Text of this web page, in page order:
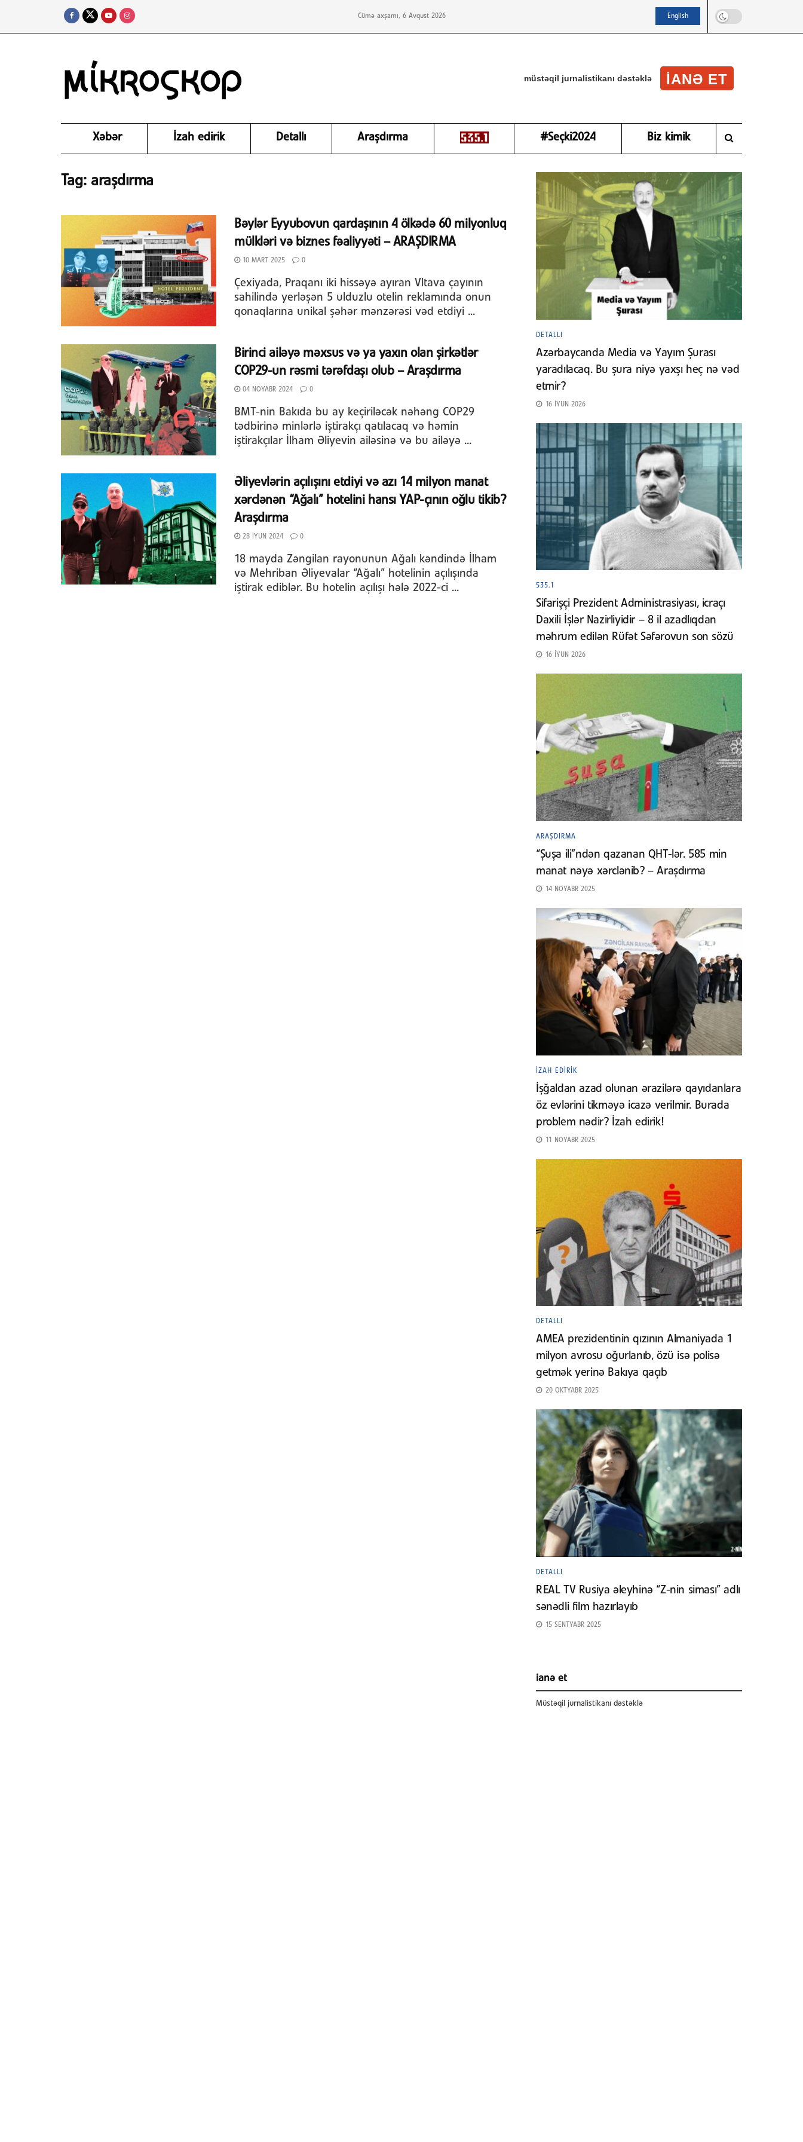
Cümə axşamı, 6 Avqust 2026 English
müstəqil jurnalistikanı dəstəklə IANƏ ET
Xəbər İzah edirik Detallı Araşdırma #Seçki2024 Biz kimik
Tag: araşdırma
Bəylər Eyyubovun qardaşının 4 ölkədə 60 milyonluq
mülkləri və biznes fəaliyyəti – ARAŞDIRMA
10 MART 2025 0
Çexiyada, Praqanı iki hissəyə ayıran Vltava çayının
sahilində yerləşən 5 ulduzlu otelin reklamında onun
qonaqlarına unikal şəhər mənzərəsi vəd etdiyi ...
Birinci ailəyə məxsus və ya yaxın olan şirkətlər
COP29-un rəsmi tərəfdaşı olub – Araşdırma
04 NOYABR 2024 0
BMT-nin Bakıda bu ay keçiriləcək nəhəng COP29
tədbirinə minlərlə iştirakçı qatılacaq və həmin
iştirakçılar İlham Əliyevin ailəsinə və bu ailəyə ...
Əliyevlərin açılışını etdiyi və azı 14 milyon manat
xərclənən “Ağalı” hotelini hansı YAP-çının oğlu tikib?
Araşdırma
28 İYUN 2024 0
18 mayda Zəngilan rayonunun Ağalı kəndində İlham
və Mehriban Əliyevalar “Ağalı” hotelinin açılışında
iştirak ediblər. Bu hotelin açılışı hələ 2022-ci ...
DETALLI
Azərbaycanda Media və Yayım Şurası
yaradılacaq. Bu şura niyə yaxşı heç nə vəd
etmir?
16 İYUN 2026
535.1
Sifarişçi Prezident Administrasiyası, icraçı
Daxili İşlər Nazirliyidir – 8 il azadlıqdan
məhrum edilən Rüfət Səfərovun son sözü
16 İYUN 2026
ARAŞDIRMA
“Şuşa ili”ndən qazanan QHT-lər. 585 min
manat nəyə xərclənib? – Araşdırma
14 NOYABR 2025
İZAH EDIRIK
İşğaldan azad olunan ərazilərə qayıdanlara
öz evlərini tikməyə icazə verilmir. Burada
problem nədir? İzah edirik!
11 NOYABR 2025
DETALLI
AMEA prezidentinin qızının Almaniyada 1
milyon avrosu oğurlanıb, özü isə polisə
getmək yerinə Bakıya qaçıb
20 OKTYABR 2025
DETALLI
REAL TV Rusiya əleyhinə “Z-nin siması” adlı
sənədli film hazırlayıb
15 SENTYABR 2025
ianə et
Müstəqil jurnalistikanı dəstəklə